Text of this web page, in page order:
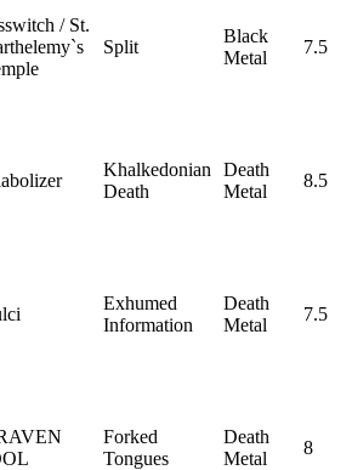
/ St.
Split
Black
Metal
7.5
Khalkedonian
Death
Death
Metal
8.5
Exhumed
Information
Death
Metal
7.5
Forked
Tongues
Death
Metal
8